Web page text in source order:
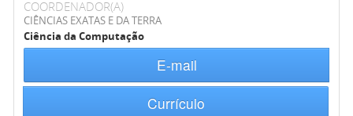
COORDENADOR(A)
CIÊNCIAS EXATAS E DA TERRA
Ciência da Computação
E-mail
Currículo